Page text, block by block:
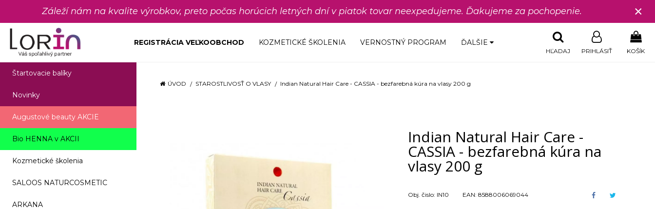
Záleží nám na kvalite výrobkov, preto počas horúcich letných dní v piatok tovar neexpedujeme. Ďakujeme za pochopenie. ×
REGISTRÁCIA VEĽKOOBCHOD KOZMETICKÉ ŠKOLENIA VERNOSTNÝ PROGRAM ĎALŠIE
KOŠÍK
PRIHLÁSIŤ
HĽADAJ
Štartovacie balíky
Novinky
Augustové beauty AKCIE
Bio HENNA v AKCII
Kozmetické školenia
SALOOS NATURCOSMETIC
ARKANA
ÚVOD STAROSTLIVOSŤ O VLASY Indian Natural Hair Care - CASSIA - bezfarebná kúra na vlasy 200 g
Indian Natural Hair Care -
CASSIA - bezfarebná kúra na
vlasy 200 g
Obj. čislo: IN10 EAN: 8588006069044